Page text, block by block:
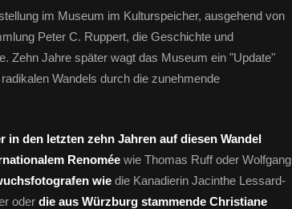
im Museum im Kulturspeicher, ausgehend von
Peter C. Ruppert, die Geschichte und
Zehn Jahre später wagt das Museum ein "Update"
Wandels durch die zunehmende
den letzten zehn Jahren auf diesen Wandel
Renomée wie Thomas Ruff oder Wolfgang
wie die Kanadierin Jacinthe Lessard-
oder die aus Würzburg stammende Christiane